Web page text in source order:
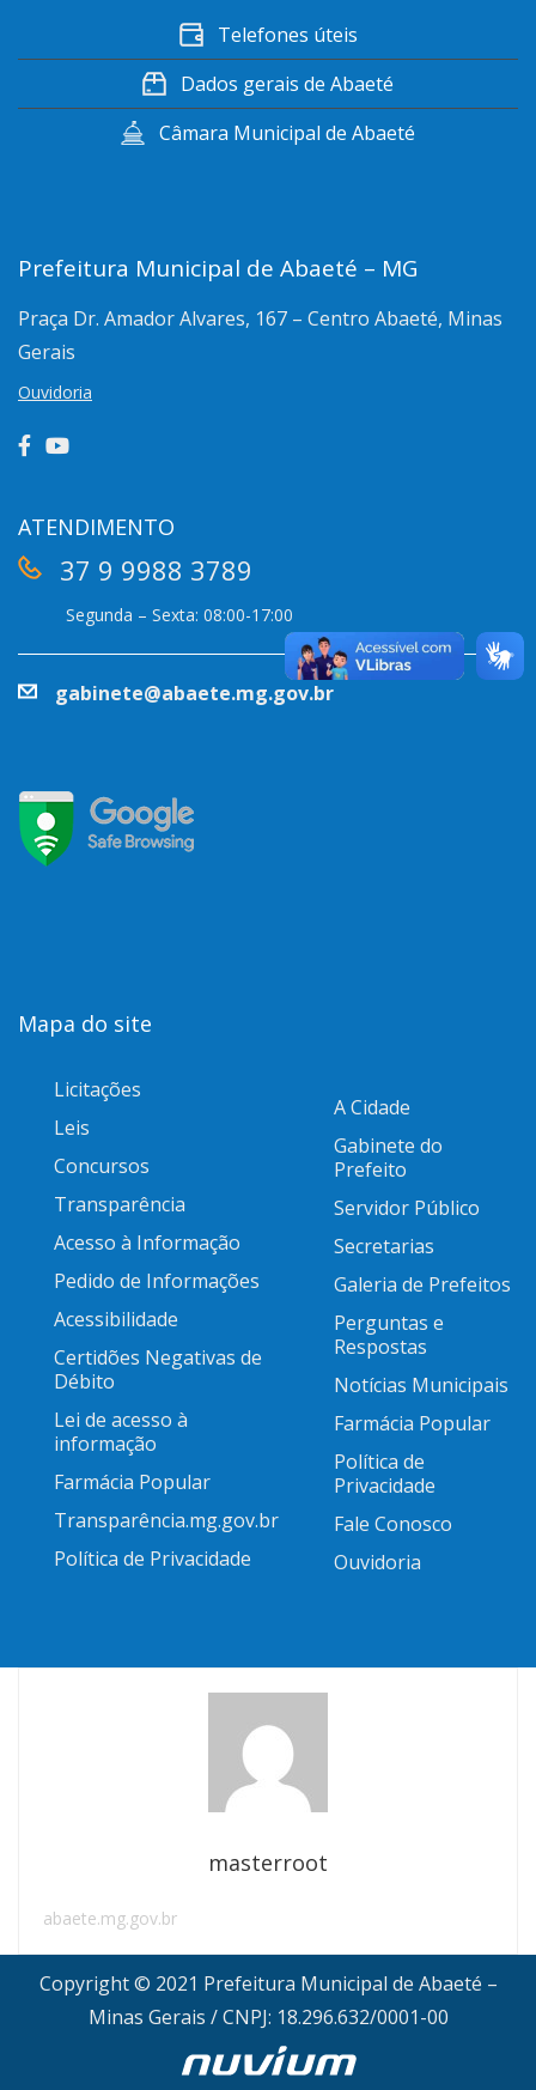
Telefones úteis
Dados gerais de Abaeté
Câmara Municipal de Abaeté
Prefeitura Municipal de Abaeté – MG
Praça Dr. Amador Alvares, 167 – Centro Abaeté, Minas
Gerais
Ouvidoria
ATENDIMENTO
37 9 9988 3789
Segunda – Sexta: 08:00-17:00
gabinete@abaete.mg.gov.br
Mapa do site
Licitações
Leis
Concursos
Transparência
Acesso à Informação
Pedido de Informações
Acessibilidade
Certidões Negativas de
Débito
Lei de acesso à
informação
Farmácia Popular
Transparência.mg.gov.br
Política de Privacidade
A Cidade
Gabinete do
Prefeito
Servidor Público
Secretarias
Galeria de Prefeitos
Perguntas e
Respostas
Notícias Municipais
Farmácia Popular
Política de
Privacidade
Fale Conosco
Ouvidoria
masterroot
abaete.mg.gov.br
Copyright © 2021 Prefeitura Municipal de Abaeté –
Minas Gerais / CNPJ: 18.296.632/0001-00